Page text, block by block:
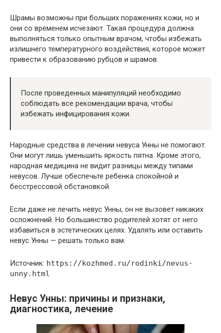
Шрамы возможны при больших поражениях кожи, но и
они со временем исчезают. Такая процедура должна
выполняться только опытным врачом, чтобы избежать
излишнего температурного воздействия, которое может
привести к образованию рубцов и шрамов.
После проведенных манипуляций необходимо
соблюдать все рекомендации врача, чтобы
избежать инфицирования кожи.
Народные средства в лечении невуса Унны не помогают.
Они могут лишь уменьшить яркость пятна. Кроме этого,
народная медицина не видит разницы между типами
невусов. Лучше обеспечьте ребенка спокойной и
бесстрессовой обстановкой.
Если даже не лечить невус Унны, он не вызовет никаких
осложнений. Но большинство родителей хотят от него
избавиться в эстетических целях. Удалять или оставить
невус Унны — решать только вам.
Источник: https://kozhmed.ru/rodinki/nevus-
unny.html
Невус Унны: причины и признаки,
диагностика, лечение